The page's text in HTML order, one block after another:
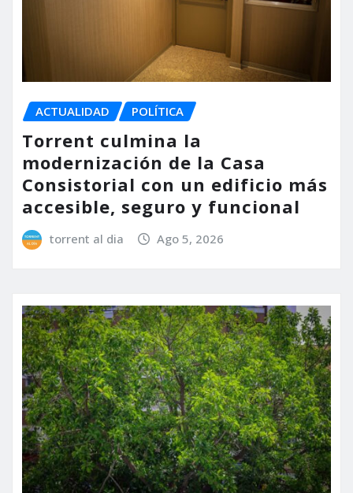
ACTUALIDAD POLÍTICA
Torrent culmina la
modernización de la Casa
Consistorial con un edificio más
accesible, seguro y funcional
torrent al dia Ago 5, 2026